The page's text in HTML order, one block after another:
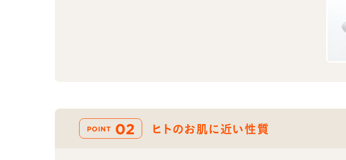
POINT 02 ヒトのお肌に近い性質